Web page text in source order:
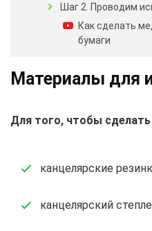
Шаг 2. Проводим
Как сделать
бумаги
Материалы для
Для того, чтобы
канцелярские
канцелярский